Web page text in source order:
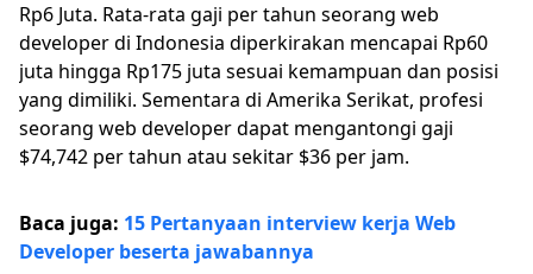
Rp6 Juta. Rata-rata gaji per tahun seorang web
developer di Indonesia diperkirakan mencapai Rp60
juta hingga Rp175 juta sesuai kemampuan dan posisi
yang dimiliki. Sementara di Amerika Serikat, profesi
seorang web developer dapat mengantongi gaji
$74,742 per tahun atau sekitar $36 per jam.
Baca juga: 15 Pertanyaan interview kerja Web
Developer beserta jawabannya